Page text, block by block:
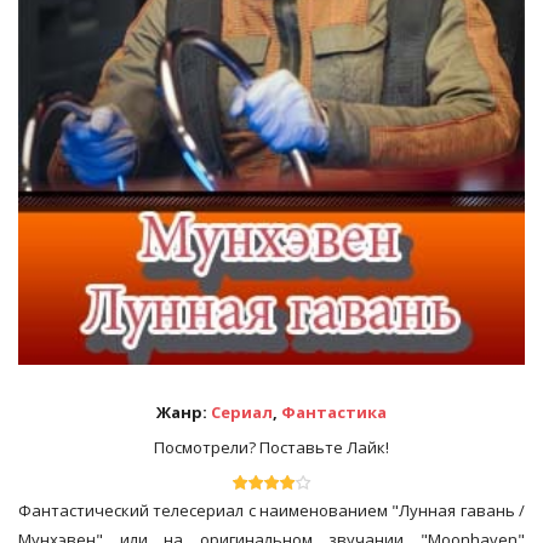
Жанр: Сериал, Фантастика
Посмотрели? Поставьте Лайк!
Фантастический телесериал с наименованием "Лунная гавань /